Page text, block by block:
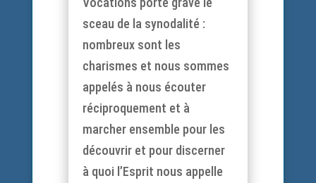
sceau de la synodalité :
nombreux sont les
charismes et nous sommes
appelés à nous écouter
réciproquement et à
marcher ensemble pour les
découvrir et pour discerner
à quoi l’Esprit nous appelle